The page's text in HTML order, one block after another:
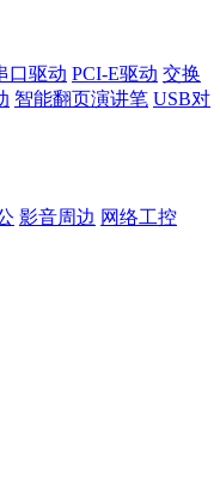
口驱动 PCI-E驱动 交换
智能翻页演讲笔 USB对
影音周边 网络工控